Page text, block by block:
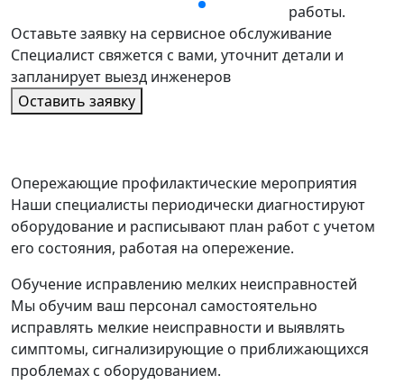
работы.
Оставьте заявку на сервисное обслуживание
Специалист свяжется с вами, уточнит детали и
запланирует выезд инженеров
Оставить заявку
Опережающие профилактические мероприятия
Наши специалисты периодически диагностируют
оборудование и расписывают план работ с учетом
его состояния, работая на опережение.
Обучение исправлению мелких неисправностей
Мы обучим ваш персонал самостоятельно
исправлять мелкие неисправности и выявлять
симптомы, сигнализирующие о приближающихся
проблемах с оборудованием.